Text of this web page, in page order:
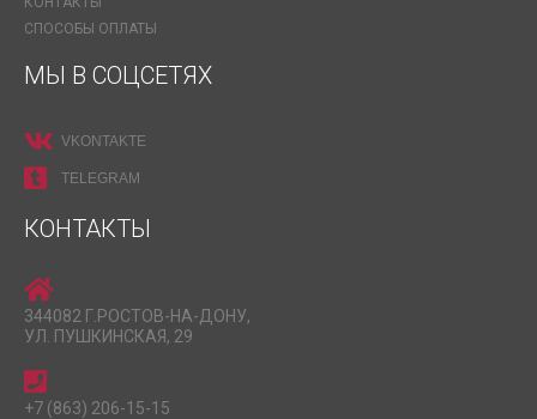
СПОСОБЫ ОПЛАТЫ
МЫ В СОЦСЕТЯХ
VKONTAKTE
TELEGRAM
КОНТАКТЫ
344082 Г.РОСТОВ-НА-ДОНУ,
УЛ. ПУШКИНСКАЯ, 29
+7 (863) 206-15-15